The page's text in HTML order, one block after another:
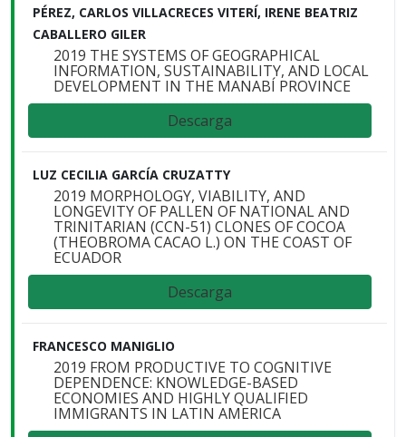
PÉREZ, CARLOS VILLACRECES VITERÍ, IRENE BEATRIZ
CABALLERO GILER
2019 THE SYSTEMS OF GEOGRAPHICAL
INFORMATION, SUSTAINABILITY, AND LOCAL
DEVELOPMENT IN THE MANABÍ PROVINCE
Descarga
LUZ CECILIA GARCÍA CRUZATTY
2019 MORPHOLOGY, VIABILITY, AND
LONGEVITY OF PALLEN OF NATIONAL AND
TRINITARIAN (CCN-51) CLONES OF COCOA
(THEOBROMA CACAO L.) ON THE COAST OF
ECUADOR
Descarga
FRANCESCO MANIGLIO
2019 FROM PRODUCTIVE TO COGNITIVE
DEPENDENCE: KNOWLEDGE-BASED
ECONOMIES AND HIGHLY QUALIFIED
IMMIGRANTS IN LATIN AMERICA